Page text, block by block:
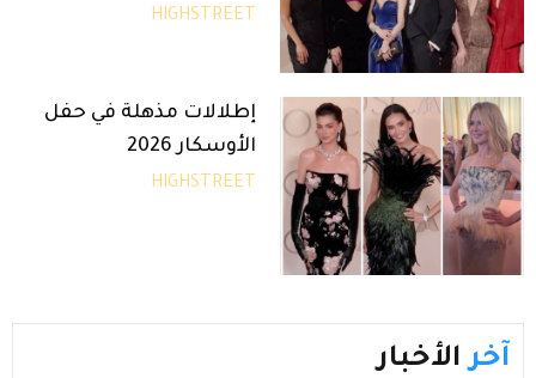
HIGHSTREET
إطلالات مذهلة في حفل
الأوسكار 2026
HIGHSTREET
آخر الأخبار